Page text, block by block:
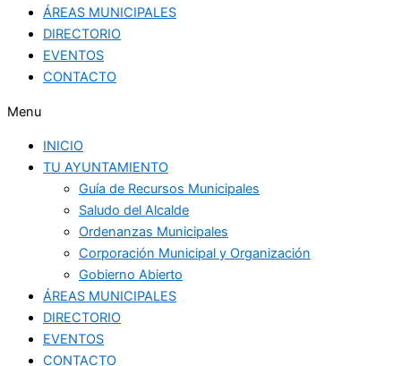
ÁREAS MUNICIPALES
DIRECTORIO
EVENTOS
CONTACTO
Menu
INICIO
TU AYUNTAMIENTO
Guía de Recursos Municipales
Saludo del Alcalde
Ordenanzas Municipales
Corporación Municipal y Organización
Gobierno Abierto
ÁREAS MUNICIPALES
DIRECTORIO
EVENTOS
CONTACTO